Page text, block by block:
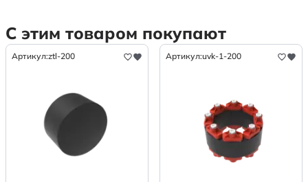
С этим товаром покупают
Артикул:ztl-200 Артикул:uvk-1-200